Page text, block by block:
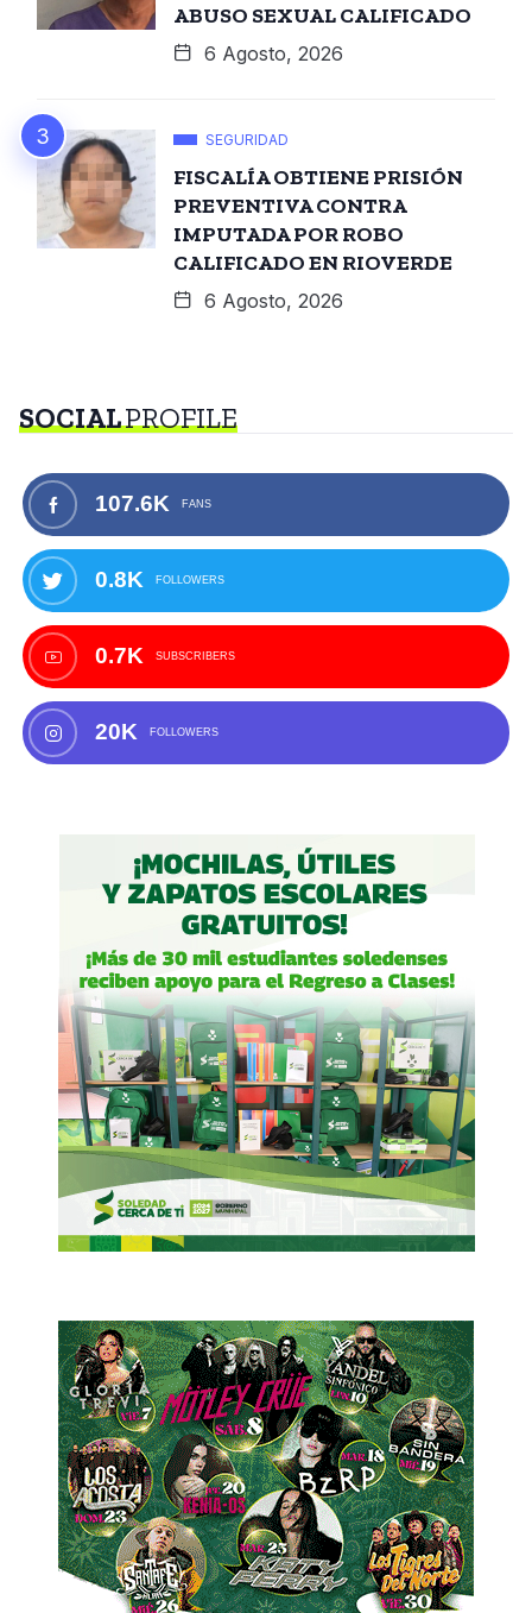
ABUSO SEXUAL CALIFICADO
6 Agosto, 2026
SEGURIDAD
FISCALÍA OBTIENE PRISIÓN
PREVENTIVA CONTRA
IMPUTADA POR ROBO
CALIFICADO EN RIOVERDE
6 Agosto, 2026
SOCIALPROFILE
107.6K FANS
0.8K FOLLOWERS
0.7K SUBSCRIBERS
20K FOLLOWERS